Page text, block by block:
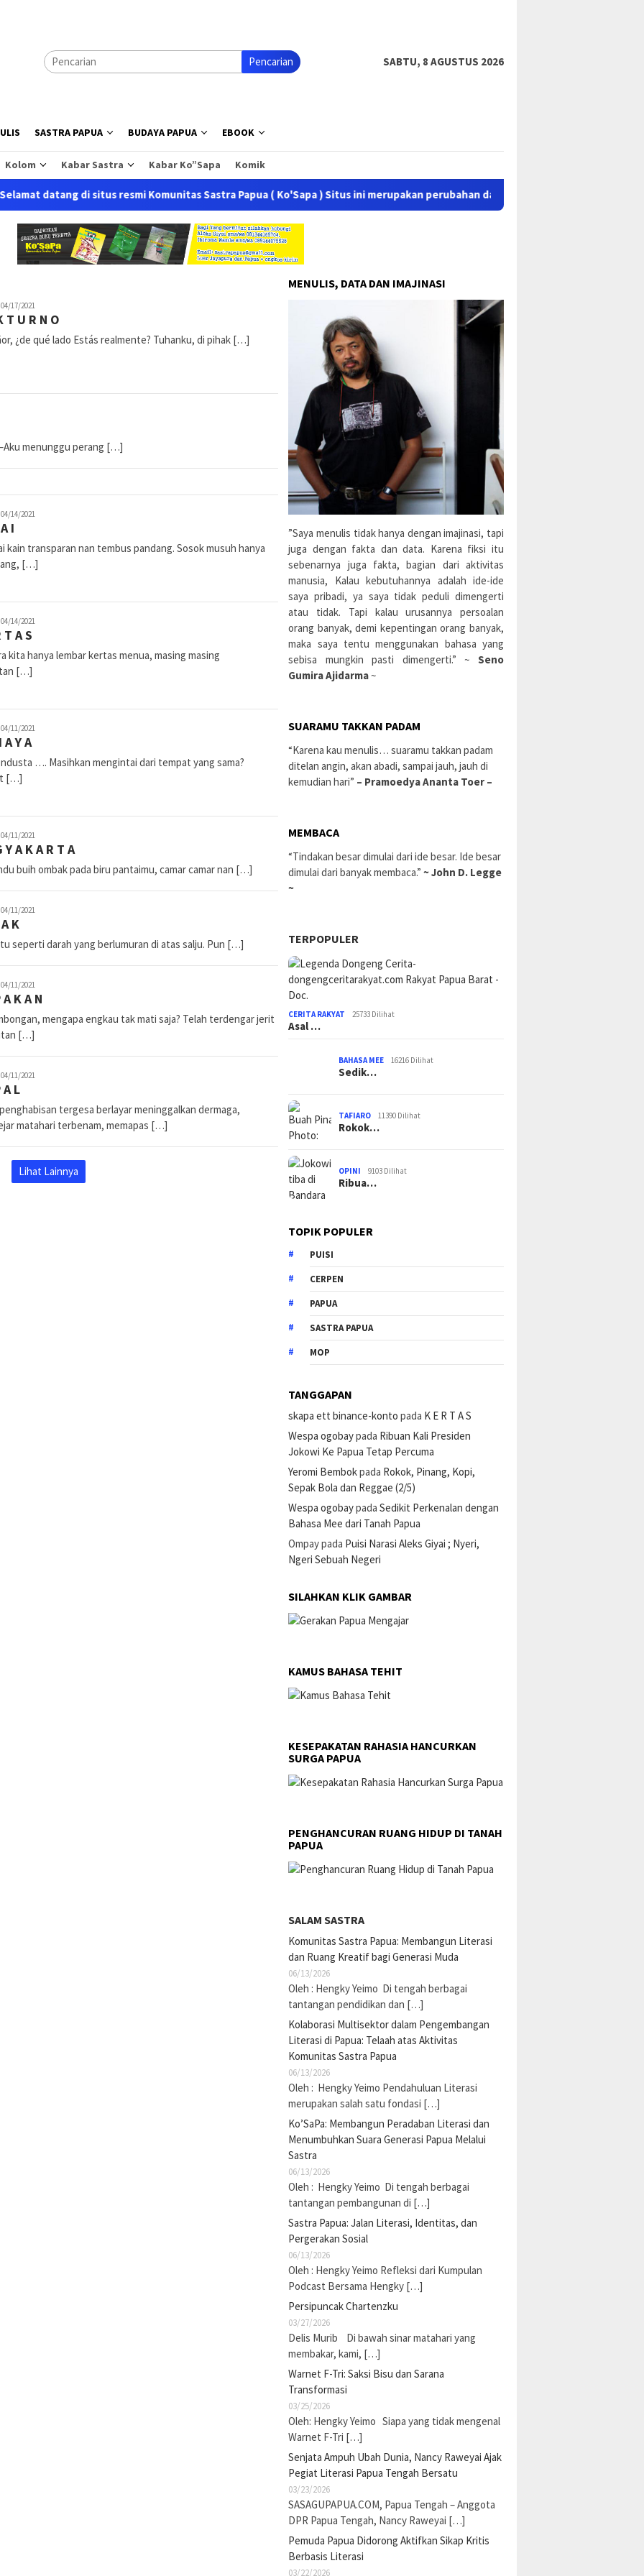
Pencarian SABTU, 8 AGUSTUS 2026
SASTRA PAPUA BUDAYA PAPUA EBOOK
Kolom Kabar Sastra Kabar Ko”Sapa Komik
di situs resmi Komunitas Sastra Papua ( Ko'Sapa ) Situs ini merupakan perubahan dan proses perbaikan dari situs lama
04/17/2021
T U R N O
¿de qué lado Estás realmente? Tuhanku, di pihak […]
menunggu perang […]
04/14/2021
I
kain transparan nan tembus pandang. Sosok musuh hanya
[…]
04/14/2021
T A S
kita hanya lembar kertas menua, masing masing
[…]
04/11/2021
A Y A
…. Masihkan mengintai dari tempat yang sama?
[…]
04/11/2021
Y A K A R T A
buih ombak pada biru pantaimu, camar camar nan […]
04/11/2021
K
seperti darah yang berlumuran di atas salju. Pun […]
04/11/2021
A K A N
mengapa engkau tak mati saja? Telah terdengar jerit
[…]
04/11/2021
A L
tergesa berlayar meninggalkan dermaga,
matahari terbenam, memapas […]
Lihat Lainnya
MENULIS, DATA DAN IMAJINASI
”Saya menulis tidak hanya dengan imajinasi, tapi
juga dengan fakta dan data. Karena fiksi itu
sebenarnya juga fakta, bagian dari aktivitas
manusia, Kalau kebutuhannya adalah ide-ide
saya pribadi, ya saya tidak peduli dimengerti
atau tidak. Tapi kalau urusannya persoalan
orang banyak, demi kepentingan orang banyak,
maka saya tentu menggunakan bahasa yang
sebisa mungkin pasti dimengerti.” ~ Seno
Gumira Ajidarma~
SUARAMU TAKKAN PADAM
“Karena kau menulis… suaramu takkan padam
ditelan angin, akan abadi, sampai jauh, jauh di
kemudian hari” – Pramoedya Ananta Toer –
MEMBACA
“Tindakan besar dimulai dari ide besar. Ide besar
dimulai dari banyak membaca.”~ John D. Legge
~
TERPOPULER
CERITA RAKYAT 25733 Dilihat
Asal …
BAHASA MEE 16216 Dilihat
Sedik…
TAFIARO 11390 Dilihat
Rokok…
OPINI 9103 Dilihat
Ribua…
TOPIK POPULER
PUISI
CERPEN
PAPUA
SASTRA PAPUA
MOP
TANGGAPAN
skapa ett binance-konto pada K E R T A S
Wespa ogobaypada Ribuan Kali Presiden
Jokowi Ke Papua Tetap Percuma
Yeromi Bembokpada Rokok, Pinang, Kopi,
Sepak Bola dan Reggae (2/5)
Wespa ogobaypadaSedikit Perkenalan dengan
Bahasa Mee dari Tanah Papua
Ompaypada Puisi Narasi Aleks Giyai ; Nyeri,
Ngeri Sebuah Negeri
SILAHKAN KLIK GAMBAR
KAMUS BAHASA TEHIT
KESEPAKATAN RAHASIA HANCURKAN
SURGA PAPUA
PENGHANCURAN RUANG HIDUP DI TANAH
PAPUA
SALAM SASTRA
Komunitas Sastra Papua: Membangun Literasi
dan Ruang Kreatif bagi Generasi Muda
06/13/2026
Oleh : Hengky Yeimo Di tengah berbagai
tantangan pendidikan dan […]
Kolaborasi Multisektor dalam Pengembangan
Literasi di Papua: Telaah atas Aktivitas
Komunitas Sastra Papua
06/13/2026
Oleh : Hengky Yeimo Pendahuluan Literasi
merupakan salah satu fondasi […]
Ko’SaPa: Membangun Peradaban Literasi dan
Menumbuhkan Suara Generasi Papua Melalui
Sastra
06/13/2026
Oleh : Hengky Yeimo Di tengah berbagai
tantangan pembangunan di […]
Sastra Papua: Jalan Literasi, Identitas, dan
Pergerakan Sosial
06/13/2026
Oleh : Hengky Yeimo Refleksi dari Kumpulan
Podcast Bersama Hengky […]
Persipuncak Chartenzku
03/27/2026
Delis Murib Di bawah sinar matahari yang
membakar, kami, […]
Warnet F-Tri: Saksi Bisu dan Sarana
Transformasi
03/25/2026
Oleh: Hengky Yeimo Siapa yang tidak mengenal
Warnet F-Tri […]
Senjata Ampuh Ubah Dunia, Nancy Raweyai Ajak
Pegiat Literasi Papua Tengah Bersatu
03/23/2026
SASAGUPAPUA.COM, Papua Tengah – Anggota
DPR Papua Tengah, Nancy Raweyai […]
Pemuda Papua Didorong Aktifkan Sikap Kritis
Berbasis Literasi
03/22/2026